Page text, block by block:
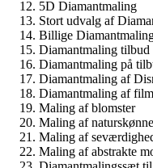
5D Diamantmaling
Stort udvalg af
Billige
Diamantmaling tilbud
Diamantmaling på
Diamantmaling af
Diamantmaling af
Maling af blomster
Maling af
Maling af
Maling af abstrakte